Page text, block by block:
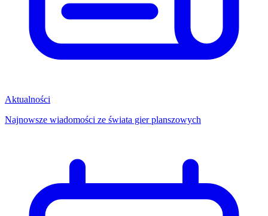
Aktualności
Najnowsze wiadomości ze świata gier planszowych